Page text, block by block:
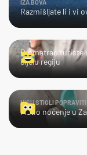
IZA BOVA
Razmišljate li i vi
LOL
Promatrao turiste
cijelu regiju
NISU STIGLI POPRAVITI
Platio noćenje u